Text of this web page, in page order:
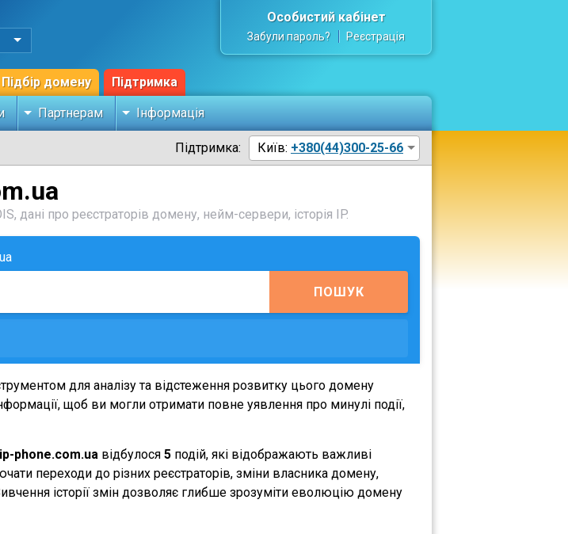
Підбір домену Підтримка
Особистий кабінет
Забули пароль? Реєстрація
Партнерам Інформація
Підтримка: Київ: +380(44)300-25-66
дані про реєстраторів домену, нейм-сервери, історія IP.
ПОШУК
для аналізу та відстеження розвитку цього домену
щоб ви могли отримати повне уявлення про минулі події,
phone.com.ua відбулося 5 подій, які відображають важливі
переходи до різних реєстраторів, зміни власника домену,
історії змін дозволяє глибше зрозуміти еволюцію домену